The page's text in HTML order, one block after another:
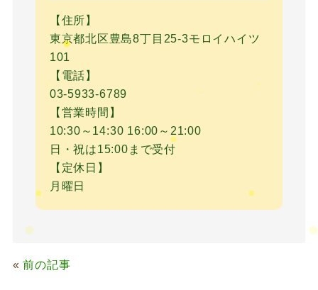
【住所】
東京都北区豊島8丁目25-3モロイハイツ
101
【電話】
03-5933-6789
【営業時間】
10:30～14:30 16:00～21:00
日・祝は15:00まで受付
【定休日】
月曜日
«前の記事